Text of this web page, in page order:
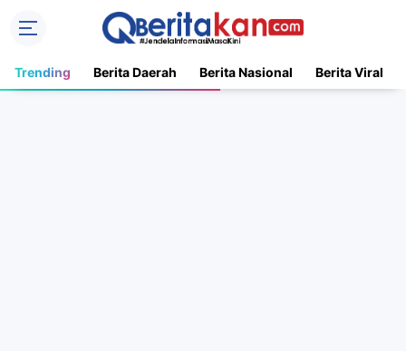
Trending Berita Daerah Berita Nasional Berita Viral